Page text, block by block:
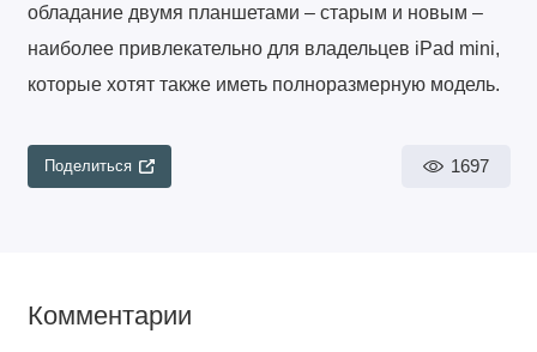
обладание двумя планшетами – старым и новым –
наиболее привлекательно для владельцев iPad mini,
которые хотят также иметь полноразмерную модель.
Поделиться 1697
Комментарии